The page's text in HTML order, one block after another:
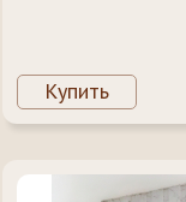
Купить